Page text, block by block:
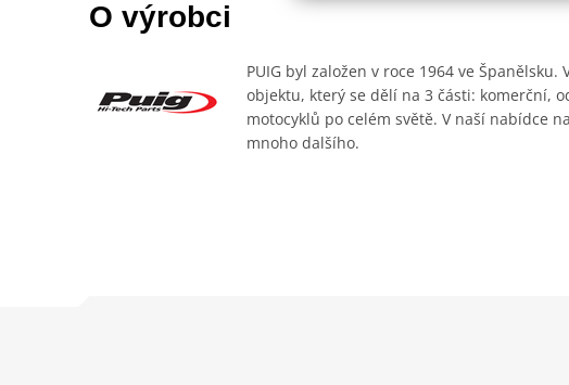
O výrobci
PUIG byl založen v roce 1964 ve
objektu, který se dělí na 3 části: komerční,
motocyklů po celém světě. V naší nabídce
mnoho dalšího.